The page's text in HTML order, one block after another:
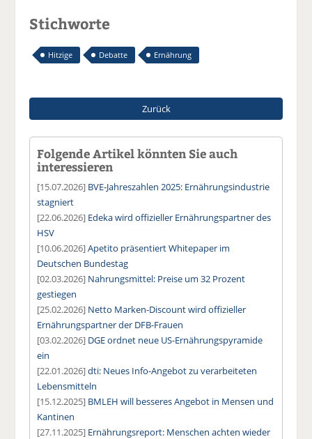
Stichworte
Hitzige Debatte Ernährung
Zurück
Folgende Artikel könnten Sie auch
interessieren
[15.07.2026] BVE-Jahreszahlen 2025: Ernährungsindustrie
stagniert
[22.06.2026] Edeka wird offizieller Ernährungspartner des
HSV
[10.06.2026]Apetito präsentiert Whitepaper im
Deutschen Bundestag
[02.03.2026] Nahrungsmittel: Preise um 32 Prozent
gestiegen
[25.02.2026] Netto Marken-Discount wird offizieller
Ernährungspartner der DFB-Frauen
[03.02.2026] DGE ordnet neue US-Ernährungspyramide
ein
[22.01.2026]dti: Neues Info-Angebot zu verarbeiteten
Lebensmitteln
[15.12.2025] BMLEH will besseres Angebot in Mensen und
Kantinen
[27.11.2025] Ernährungsreport: Menschen achten wieder